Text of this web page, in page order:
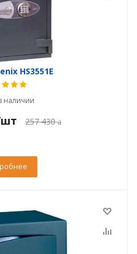
HS3551E
наличии
257 430